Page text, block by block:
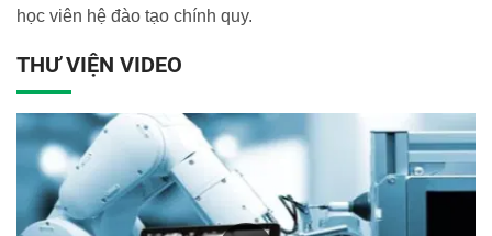
học viên hệ đào tạo chính quy.
THƯ VIỆN VIDEO